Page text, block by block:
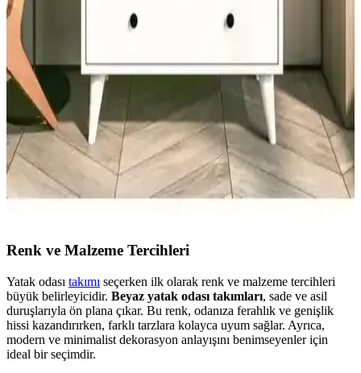
Cool Halı Milano 667 ve Vera 1453 modellerinin malzeme, kalınlık,
kullanım alanları ve kullanıcı geri bildirimleriyle detaylı
karşılaştırması.
Montenero 5 Çekmeceli Parlak Şifonyer ile Rani
BE104 4 Çekmeceli Şifonyer Karşılaştırması:
Depolama ve Kurulum Özellikleri
Bu karşılaştırma Montenero Parlak Beyaz 5 Çekmeceli ve Rani
BE104 4Çekmeceli şifonyerleri; boyutlar, depolama kapasitesi,
malzeme kalitesi, sertifikalar (TSE, EN, ISO 9001, FSC), kurulum
süreci ve kullanıcı deneyimlerini analiz eder; paket içeriği ve
Renk ve Malzeme Tercihleri
Yatak odası takımı seçerken ilk olarak renk ve malzeme tercihleri
büyük belirleyicidir. Beyaz yatak odası takımları, sade ve asil
duruşlarıyla ön plana çıkar. Bu renk, odanıza ferahlık ve genişlik
hissi kazandırırken, farklı tarzlara kolayca uyum sağlar. Ayrıca,
modern ve minimalist dekorasyon anlayışını benimseyenler için
ideal bir seçimdir.